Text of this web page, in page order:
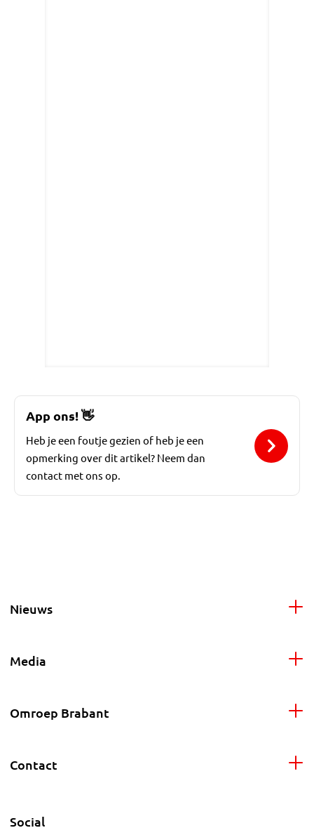
App ons!👋
Heb je een foutje gezien of heb je een
opmerking over dit artikel? Neem dan
contact met ons op.
Nieuws
Media
Omroep Brabant
Contact
Social